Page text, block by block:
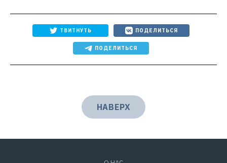
ТВИТНУТЬ ПОДЕЛИТЬСЯ
ПОДЕЛИТЬСЯ
НАВЕРХ